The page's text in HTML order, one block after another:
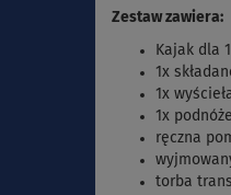
Zestaw zawiera:
Kajak dla
1x
1x
1x
ręczna
torba